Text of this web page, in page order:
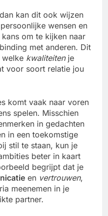
kan dit ook wijzen
wensen en
om te kijken naar
met anderen. Dit
welke kwaliteitenje
voor soort relatie jou
komt vaak naar voren
spelen. Misschien
in gedachten
in een toekomstige
stil te staan, kun je
beter in kaart
begrijpt dat je
en vertrouwen,
meenemen in je
partner.